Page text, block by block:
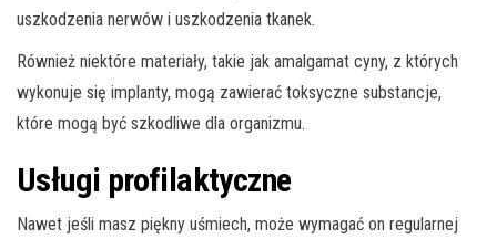
uszkodzenia nerwów i uszkodzenia tkanek.
Również niektóre materiały, takie jak amalgamat cyny, z których
wykonuje się implanty, mogą zawierać toksyczne substancje,
które mogą być szkodliwe dla organizmu.
Usługi profilaktyczne
Nawet jeśli masz piękny uśmiech, może wymagać on regularnej